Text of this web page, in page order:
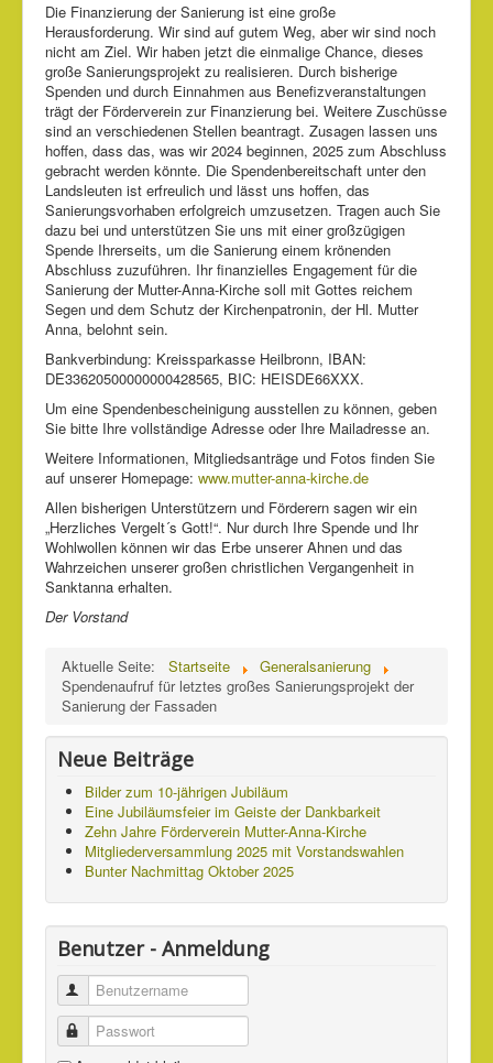
Die Finanzierung der Sanierung ist eine große
Herausforderung. Wir sind auf gutem Weg, aber wir sind noch
nicht am Ziel. Wir haben jetzt die einmalige Chance, dieses
große Sanierungsprojekt zu realisieren. Durch bisherige
Spenden und durch Einnahmen aus Benefizveranstaltungen
trägt der Förderverein zur Finanzierung bei. Weitere Zuschüsse
sind an verschiedenen Stellen beantragt. Zusagen lassen uns
hoffen, dass das, was wir 2024 beginnen, 2025 zum Abschluss
gebracht werden könnte. Die Spendenbereitschaft unter den
Landsleuten ist erfreulich und lässt uns hoffen, das
Sanierungsvorhaben erfolgreich umzusetzen. Tragen auch Sie
dazu bei und unterstützen Sie uns mit einer großzügigen
Spende Ihrerseits, um die Sanierung einem krönenden
Abschluss zuzuführen. Ihr finanzielles Engagement für die
Sanierung der Mutter-Anna-Kirche soll mit Gottes reichem
Segen und dem Schutz der Kirchenpatronin, der Hl. Mutter
Anna, belohnt sein.
Bankverbindung: Kreissparkasse Heilbronn, IBAN:
DE33620500000000428565, BIC: HEISDE66XXX.
Um eine Spendenbescheinigung ausstellen zu können, geben
Sie bitte Ihre vollständige Adresse oder Ihre Mailadresse an.
Weitere Informationen, Mitgliedsanträge und Fotos finden Sie
auf unserer Homepage: www.mutter-anna-kirche.de
Allen bisherigen Unterstützern und Förderern sagen wir ein
„Herzliches Vergelt´s Gott!“. Nur durch Ihre Spende und Ihr
Wohlwollen können wir das Erbe unserer Ahnen und das
Wahrzeichen unserer großen christlichen Vergangenheit in
Sanktanna erhalten.
Der Vorstand
Aktuelle Seite: Startseite
Generalsanierung
Spendenaufruf für letztes großes Sanierungsprojekt der
Sanierung der Fassaden
Neue Beiträge
Bilder zum 10-jährigen Jubiläum
Eine Jubiläumsfeier im Geiste der Dankbarkeit
Zehn Jahre Förderverein Mutter-Anna-Kirche
Mitgliederversammlung 2025 mit Vorstandswahlen
Bunter Nachmittag Oktober 2025
Benutzer - Anmeldung
Benutzername
Passwort